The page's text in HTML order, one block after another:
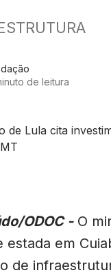
de leitura
ODOC -O
estada em
de